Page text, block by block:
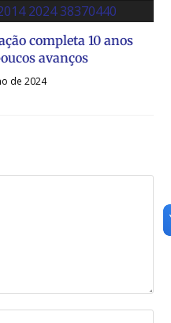
completa 10 anos
avanços
de 2024